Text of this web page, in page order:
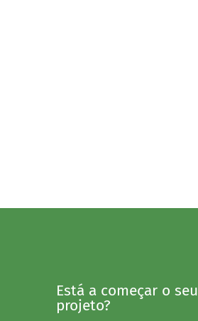
Está a começar o seu
projeto?